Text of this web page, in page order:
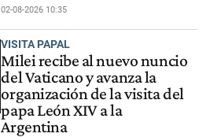
02-08-2026 10:35
VISITA PAPAL
Milei recibe al nuevo nuncio
del Vaticano y avanza la
organización de la visita del
papa León XIV a la
Argentina